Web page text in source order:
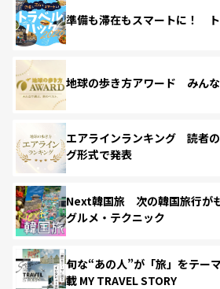
準備も滞在もスマートに！
地球の歩き方アワード みんな
エアラインランキング 読者
グ形式で発表
Next韓国旅 次の韓国旅行が
グルメ・テクニック
旬な“あの人”が「旅」をテー
載 MY TRAVEL STORY